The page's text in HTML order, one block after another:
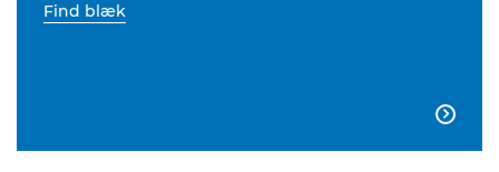
Find blæk
